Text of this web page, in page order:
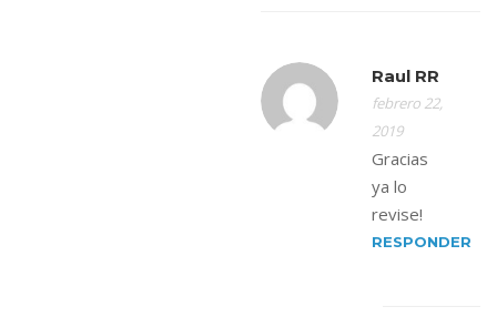
Raul RR
febrero 22,
2019
Gracias
ya lo
revise!
RESPONDER